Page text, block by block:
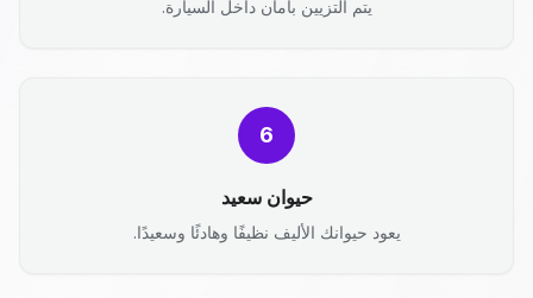
يتم التزيين بأمان داخل السيارة.
6
حيوان سعيد
يعود حيوانك الأليف نظيفًا وهادئًا وسعيدًا.